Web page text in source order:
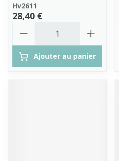
Hv2611
28,40 €
Ajouter au panier